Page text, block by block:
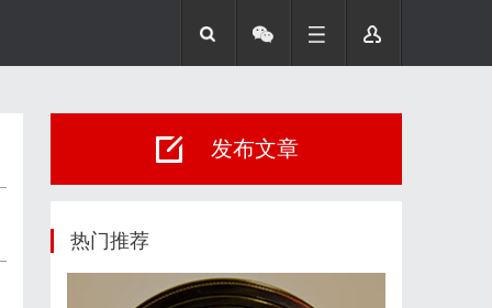
发布文章
热门推荐